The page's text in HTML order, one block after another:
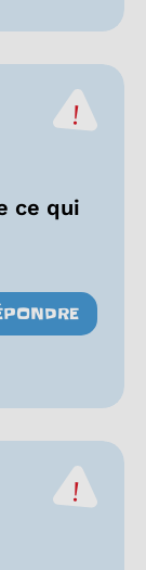
ce qui